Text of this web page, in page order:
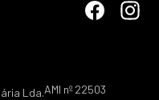
Lda.AMI nº 22503